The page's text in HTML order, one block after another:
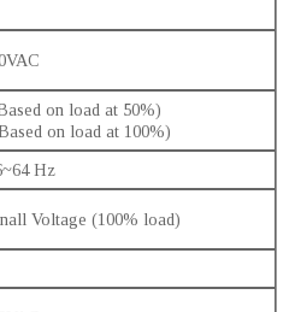
on load at 50%)
on load at 100%)
Hz
Voltage (100% load)